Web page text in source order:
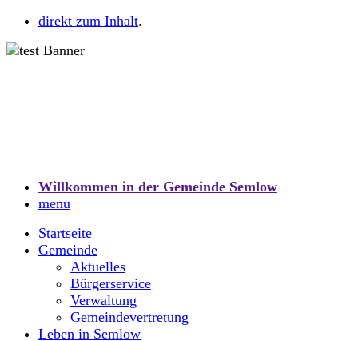
direkt zum Inhalt.
Willkommen in der Gemeinde Semlow
menu
Startseite
Gemeinde
Aktuelles
Bürgerservice
Verwaltung
Gemeindevertretung
Leben in Semlow